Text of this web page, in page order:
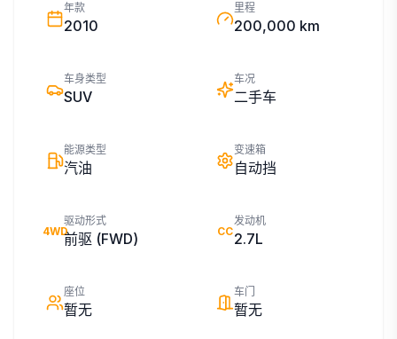
年款
2010
里程
200,000 km
车身类型
SUV
车况
二手车
能源类型
汽油
变速箱
自动挡
4WD
驱动形式
前驱 (FWD) CC
发动机
2.7L
座位
暂无
车门
暂无